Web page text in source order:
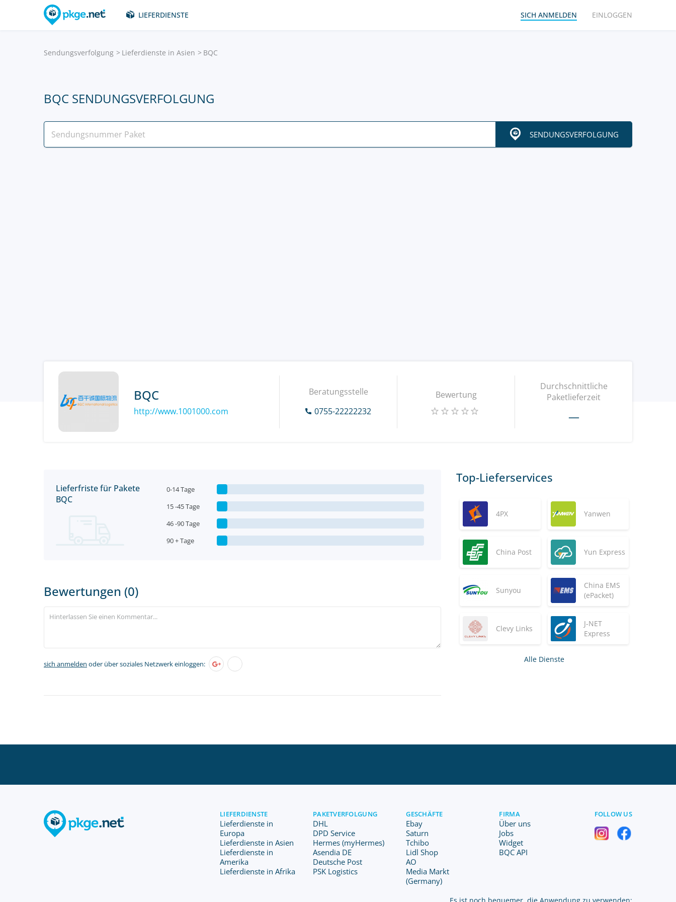
LIEFERDIENSTE SICH ANMELDEN EINLOGGEN
Sendungsverfolgung Lieferdienste in Asien BQC
BQC SENDUNGSVERFOLGUNG
SENDUNGSVERFOLGUNG
BQC
http://www.1001000.com
Beratungsstelle
0755-22222232
Bewertung
Durchschnittliche
Paketlieferzeit
—
Lieferfriste für Pakete
BQC
0-14 Tage
15 -45 Tage
46 -90 Tage
90 + Tage
Bewertungen (0)
sich anmelden oder über soziales Netzwerk einloggen:
Top-Lieferservices
4PX Yanwen
China Post Yun Express
Sunyou
China EMS
(ePacket)
Clevy Links
J-NET
Express
Alle Dienste
LIEFERDIENSTE
Lieferdienste in
Europa
Lieferdienste in Asien
Lieferdienste in
Amerika
Lieferdienste in Afrika
PAKETVERFOLGUNG
DHL
DPD Service
Hermes (myHermes)
Asendia DE
Deutsche Post
PSK Logistics
GESCHÄFTE
Ebay
Saturn
Tchibo
Lidl Shop
AO
Media Markt
(Germany)
FIRMA
Über uns
Jobs
Widget
BQC API
FOLLOW US